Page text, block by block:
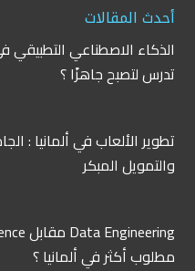
أحدث المقالات
الذكاء الاصطناعي التطبيقي
تدرس لتصبح جاهزًا ؟
تطوير الألعاب في ألمانيا :
والتمويل المبكر
مطلوب أكثر في ألمانيا ؟